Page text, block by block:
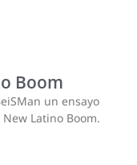
Boom
un ensayo
Latino Boom.